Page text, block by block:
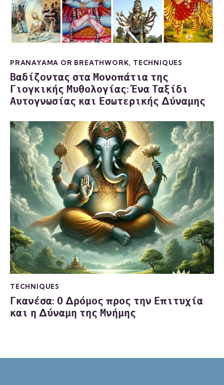
PRANAYAMA OR BREATHWORK TECHNIQUES
Βαδίζοντας στα Μονοπάτια της
Γιογκικής Μυθολογίας: Ένα Ταξίδι
Αυτογνωσίας και Εσωτερικής Δύναμης
TECHNIQUES
Γκανέσα: Ο Δρόμος προς την Επιτυχία
και η Δύναμη της Μνήμης